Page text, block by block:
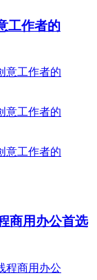
工作者的
商用办公首选